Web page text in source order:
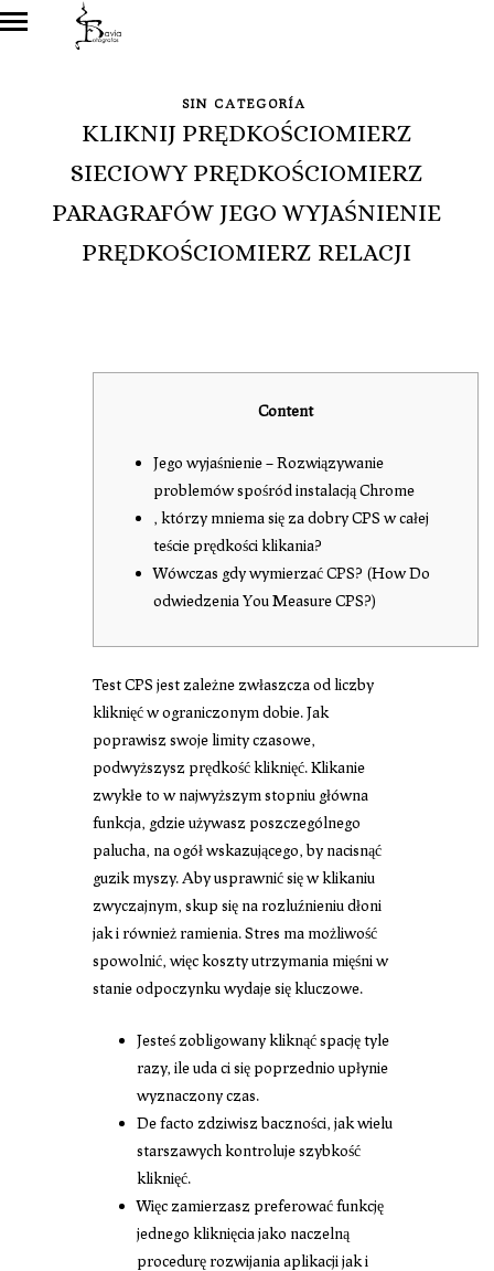
SIN CATEGORÍA
KLIKNIJ PRĘDKOŚCIOMIERZ
SIECIOWY PRĘDKOŚCIOMIERZ
PARAGRAFÓW JEGO WYJAŚNIENIE
PRĘDKOŚCIOMIERZ RELACJI
Content
Jego wyjaśnienie – Rozwiązywanie
problemów spośród instalacją Chrome
, którzy mniema się za dobry CPS w całej
teście prędkości klikania?
Wówczas gdy wymierzać CPS? (How Do
odwiedzenia You Measure CPS?)
Test CPS jest zależne zwłaszcza od liczby
kliknięć w ograniczonym dobie. Jak
poprawisz swoje limity czasowe,
podwyższysz prędkość kliknięć. Klikanie
zwykłe to w najwyższym stopniu główna
funkcja, gdzie używasz poszczególnego
palucha, na ogół wskazującego, by nacisnąć
guzik myszy. Aby usprawnić się w klikaniu
zwyczajnym, skup się na rozluźnieniu dłoni
jak i również ramienia.Stres ma możliwość
spowolnić, więc koszty utrzymania mięśni w
stanie odpoczynku wydaje się kluczowe.
Jesteś zobligowany kliknąć spację tyle
razy, ile uda ci się poprzednio upłynie
wyznaczony czas.
De facto zdziwisz baczności, jak wielu
starszawych kontroluje szybkość
kliknięć.
Więc zamierzasz preferować funkcję
jednego kliknięcia jako naczelną
procedurę rozwijania aplikacji jak i